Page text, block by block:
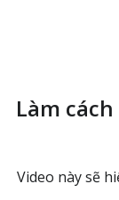
Làm
Video này sẽ